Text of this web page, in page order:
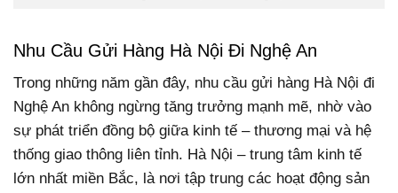
Nhu Cầu Gửi Hàng Hà Nội Đi Nghệ An
Trong những năm gần đây, nhu cầu gửi hàng Hà Nội đi
Nghệ An không ngừng tăng trưởng mạnh mẽ, nhờ vào
sự phát triển đồng bộ giữa kinh tế – thương mại và hệ
thống giao thông liên tỉnh. Hà Nội – trung tâm kinh tế
lớn nhất miền Bắc, là nơi tập trung các hoạt động sản